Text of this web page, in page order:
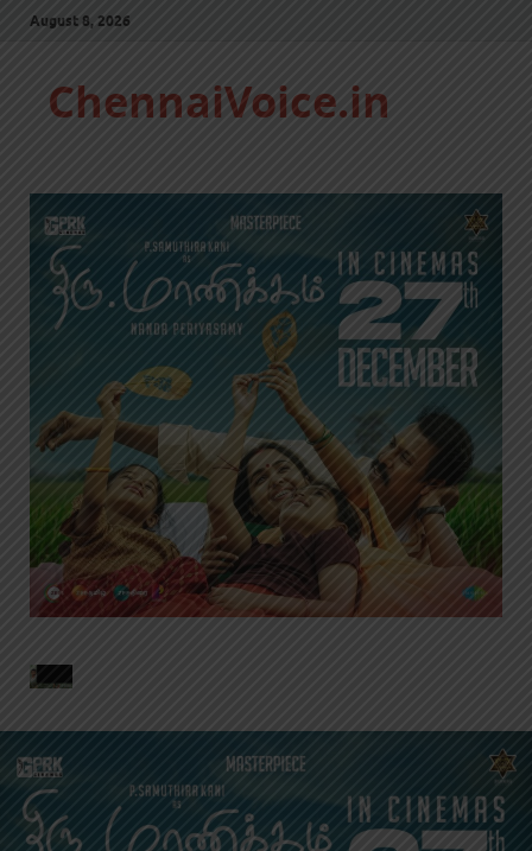
August 8, 2026
ChennaiVoice.in